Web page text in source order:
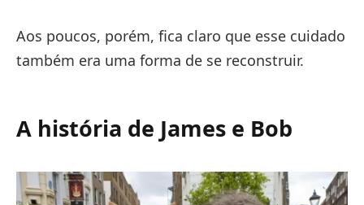
Aos poucos, porém, fica claro que esse cuidado
também era uma forma de se reconstruir.
A história de James e Bob